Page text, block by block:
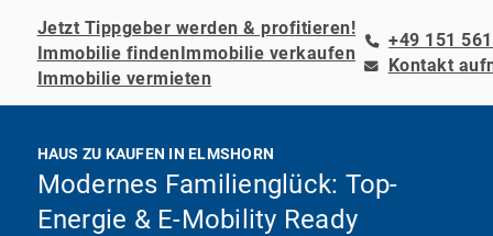
Jetzt Tippgeber werden & profitieren!
Immobilie findenImmobilie verkaufen
Immobilie vermieten
+49 151
Kontakt
HAUS ZU KAUFEN IN ELMSHORN
Modernes Familienglück: Top-
Energie & E-Mobility Ready